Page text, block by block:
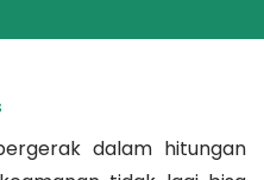
dalam hitungan